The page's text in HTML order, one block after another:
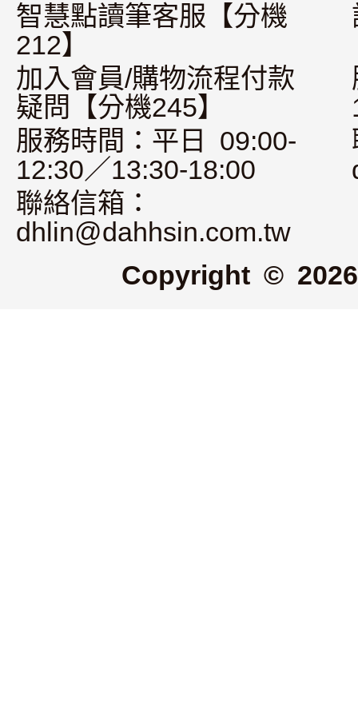
智慧點讀筆客服【分機
212】
加入會員/購物流程付款
疑問【分機245】
服務時間：平日 09:00-
12:30／13:30-18:00
聯絡信箱：
dhlin@dahhsin.com.tw
Copyright ©